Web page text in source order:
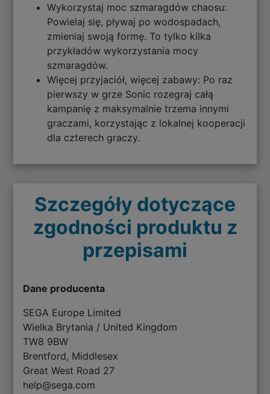
Wykorzystaj moc szmaragdów chaosu:
Powielaj się, pływaj po wodospadach,
zmieniaj swoją formę. To tylko kilka
przykładów wykorzystania mocy
szmaragdów.
Więcej przyjaciół, więcej zabawy: Po raz
pierwszy w grze Sonic rozegraj całą
kampanię z maksymalnie trzema innymi
graczami, korzystając z lokalnej kooperacji
dla czterech graczy.
Szczegóły dotyczące
zgodności produktu z
przepisami
Dane producenta
SEGA Europe Limited
Wielka Brytania / United Kingdom
TW8 9BW
Brentford, Middlesex
Great West Road 27
help@sega.com